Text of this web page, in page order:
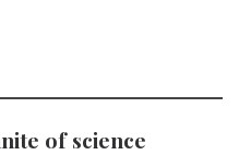
of science